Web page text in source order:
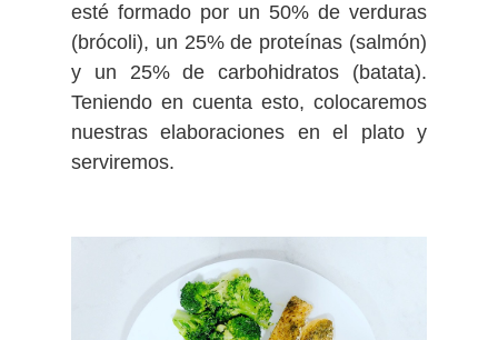
esté formado por un 50% de verduras
(brócoli), un 25% de proteínas (salmón)
y un 25% de carbohidratos (batata).
Teniendo en cuenta esto, colocaremos
nuestras elaboraciones en el plato y
serviremos.